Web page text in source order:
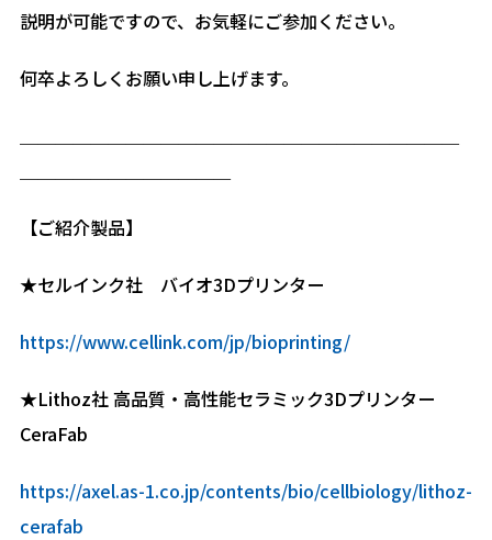
説明が可能ですので、お気軽にご参加ください。
何卒よろしくお願い申し上げます。
【ご紹介製品】
★セルインク社 バイオ3Dプリンター
https://www.cellink.com/jp/bioprinting/
★Lithoz社 高品質・高性能セラミック3Dプリンター
CeraFab
https://axel.as-1.co.jp/contents/bio/cellbiology/lithoz-
cerafab